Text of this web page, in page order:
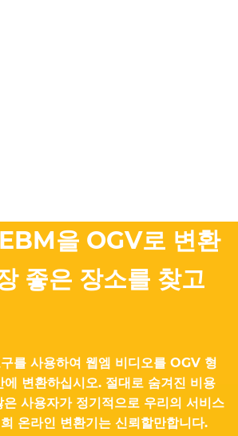
을 OGV로 변환
좋은 장소를 찾고
를 사용하여 웹엠 비디오를 OGV 형
변환하십시오. 절대로 숨겨진 비용
은 사용자가 정기적으로 우리의 서비스
온라인 변환기는 신뢰할만합니다.